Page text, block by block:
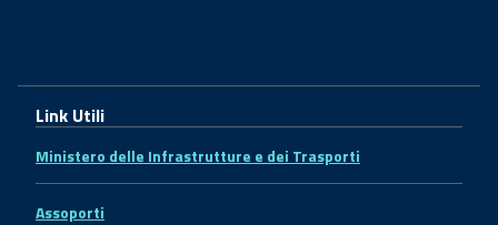
Link Utili
Ministero delle Infrastrutture e dei Trasporti
Assoporti